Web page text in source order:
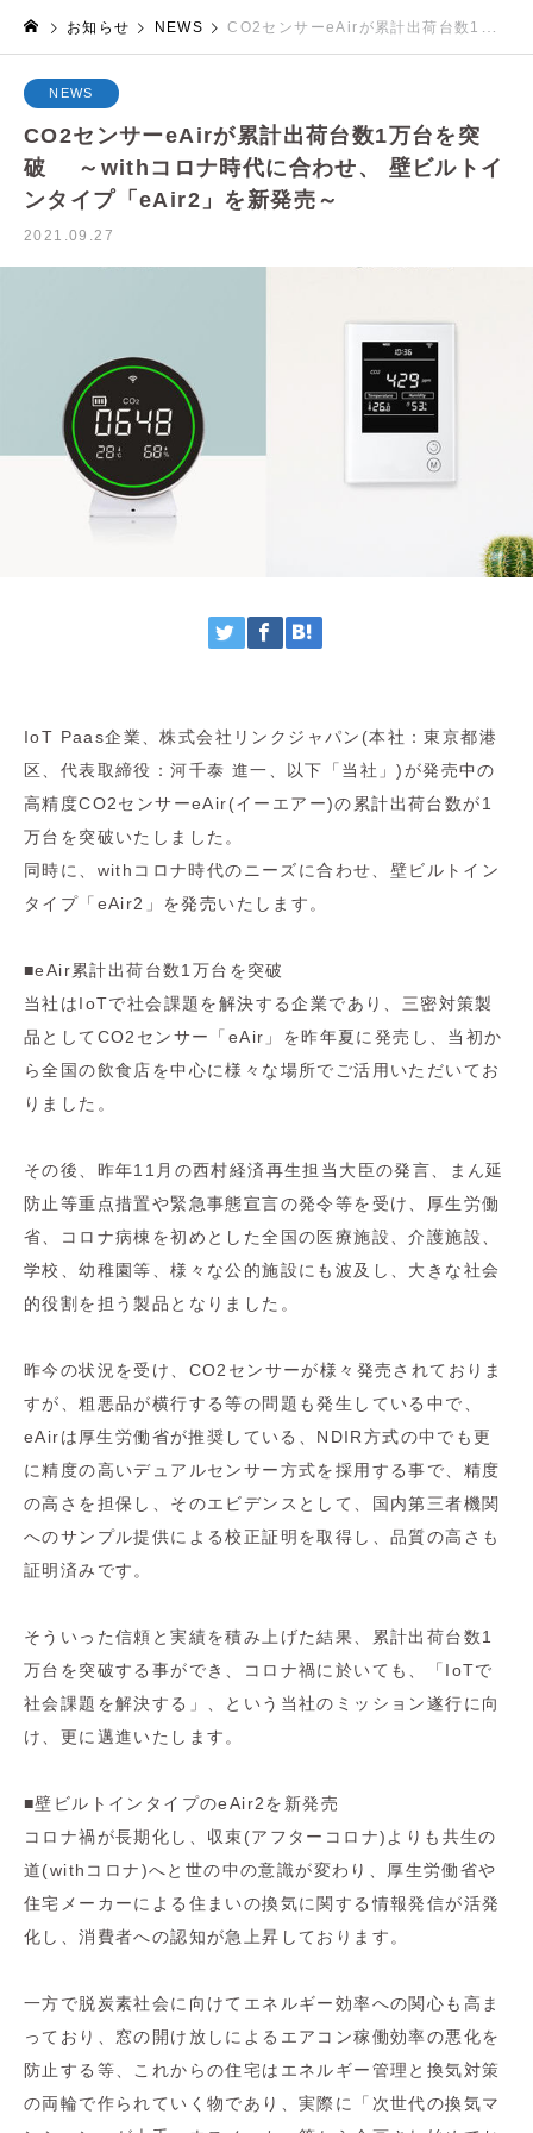
お知らせ NEWS CO2センサーeAirが累計出荷台数1万台を突破 ～withコロナ時代に合わせ、 壁ビルトインタイプ「eAir2」を新発売～
NEWS
CO2センサーeAirが累計出荷台数1万台を突
破 ～withコロナ時代に合わせ、 壁ビルトイ
ンタイプ「eAir2」を新発売～
2021.09.27
IoT Paas企業、株式会社リンクジャパン(本社：東京都港
区、代表取締役：河千泰 進一、以下「当社」)が発売中の
高精度CO2センサーeAir(イーエアー)の累計出荷台数が1
万台を突破いたしました。
同時に、withコロナ時代のニーズに合わせ、壁ビルトイン
タイプ「eAir2」を発売いたします。
■eAir累計出荷台数1万台を突破
当社はIoTで社会課題を解決する企業であり、三密対策製
品としてCO2センサー「eAir」を昨年夏に発売し、当初か
ら全国の飲食店を中心に様々な場所でご活用いただいてお
りました。
その後、昨年11月の西村経済再生担当大臣の発言、まん延
防止等重点措置や緊急事態宣言の発令等を受け、厚生労働
省、コロナ病棟を初めとした全国の医療施設、介護施設、
学校、幼稚園等、様々な公的施設にも波及し、大きな社会
的役割を担う製品となりました。
昨今の状況を受け、CO2センサーが様々発売されておりま
すが、粗悪品が横行する等の問題も発生している中で、
eAirは厚生労働省が推奨している、NDIR方式の中でも更
に精度の高いデュアルセンサー方式を採用する事で、精度
の高さを担保し、そのエビデンスとして、国内第三者機関
へのサンプル提供による校正証明を取得し、品質の高さも
証明済みです。
そういった信頼と実績を積み上げた結果、累計出荷台数1
万台を突破する事ができ、コロナ禍に於いても、「IoTで
社会課題を解決する」、という当社のミッション遂行に向
け、更に邁進いたします。
■壁ビルトインタイプのeAir2を新発売
コロナ禍が長期化し、収束(アフターコロナ)よりも共生の
道(withコロナ)へと世の中の意識が変わり、厚生労働省や
住宅メーカーによる住まいの換気に関する情報発信が活発
化し、消費者への認知が急上昇しております。
一方で脱炭素社会に向けてエネルギー効率への関心も高ま
っており、窓の開け放しによるエアコン稼働効率の悪化を
防止する等、これからの住宅はエネルギー管理と換気対策
の両輪で作られていく物であり、実際に「次世代の換気マ